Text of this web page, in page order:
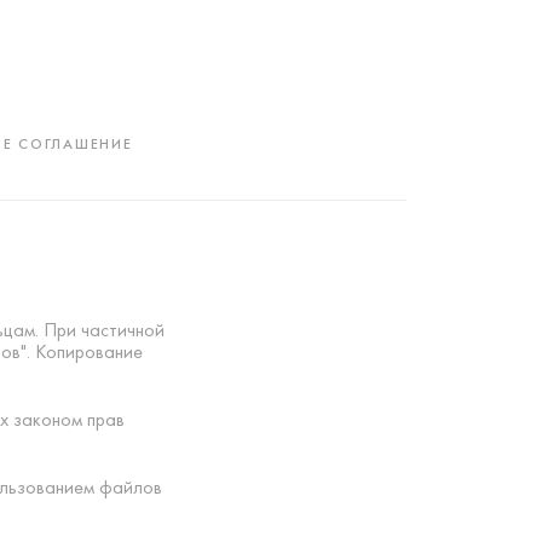
СОГЛАШЕНИЕ
При частичной
Копирование
законом прав
файлов